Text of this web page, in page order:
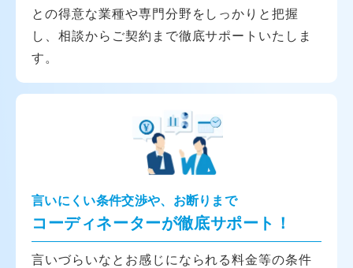
との得意な業種や専門分野をしっかりと把握
し、相談からご契約まで徹底サポートいたしま
す。
言いにくい条件交渉や、お断りまで
コーディネーターが徹底サポート！
言いづらいなとお感じになられる料金等の条件